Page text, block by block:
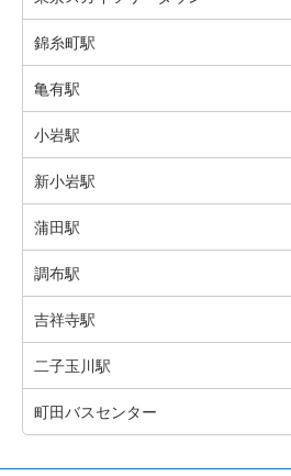
錦糸町駅
亀有駅
小岩駅
新小岩駅
蒲田駅
調布駅
吉祥寺駅
二子玉川駅
町田バスセンター